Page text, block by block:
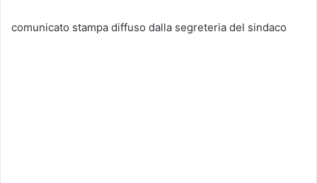
comunicato stampa diffuso dalla segreteria del sindaco